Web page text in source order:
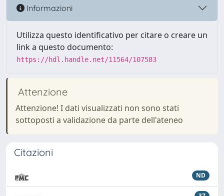
Informazioni
Utilizza questo identificativo per citare o creare un
link a questo documento:
https://hdl.handle.net/11564/107583
Attenzione
Attenzione! I dati visualizzati non sono stati
sottoposti a validazione da parte dell'ateneo
Citazioni
ND